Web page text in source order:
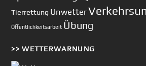
Tierrettung Unwetter
Öffentlichkeitsarbeit Übung
>> WETTERWARNUNG